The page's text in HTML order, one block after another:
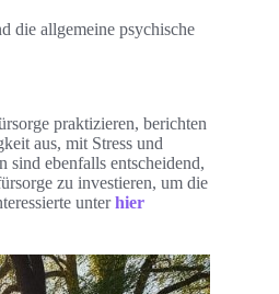
die allgemeine psychische
praktizieren, berichten
aus, mit Stress und
sind ebenfalls entscheidend,
zu investieren, um die
unterhier